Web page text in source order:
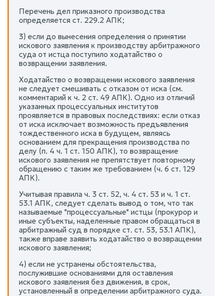
Перечень дел приказного производства
определяется ст. 229.2 АПК;
3) если до вынесения определения о принятии
искового заявления к производству арбитражного
суда от истца поступило ходатайство о
возвращении заявления.
Ходатайство о возвращении искового заявления
не следует смешивать с отказом от иска (см.
комментарий к ч. 2 ст. 49 АПК). Одно из отличий
указанных процессуальных институтов
проявляется в правовых последствиях: если отказ
от иска исключает возможность предъявления
тождественного иска в будущем, являясь
основанием для прекращения производства по
делу (п. 4 ч. 1 ст. 150 АПК), то возвращение
искового заявления не препятствует повторному
обращению с таким же требованием (ч. 6 ст. 129
АПК).
Учитывая правила ч. 3 ст. 52, ч. 4 ст. 53 и ч. 1 ст.
53.1 АПК, следует сделать вывод о том, что так
называемые "процессуальные" истцы (прокурор и
иные субъекты, наделенные правом обращаться в
арбитражный суд в порядке ст. ст. 53, 53.1 АПК),
также вправе заявить ходатайство о возвращении
искового заявления;
4) если не устранены обстоятельства,
послужившие основаниями для оставления
искового заявления без движения, в срок,
установленный в определении арбитражного суда.